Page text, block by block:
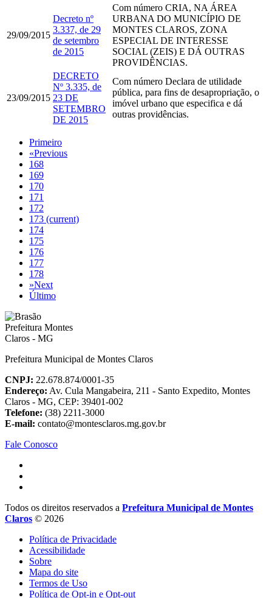
29/09/2015
Decreto nº
3.337, de 29
de setembro
de 2015
Com número CRIA, NA ÁREA
URBANA DO MUNICÍPIO DE
MONTES CLAROS, ZONA
ESPECIAL DE INTERESSE
SOCIAL (ZEIS) E DÁ OUTRAS
PROVIDÊNCIAS.
23/09/2015
DECRETO
Nº 3.335, de
23 DE
SETEMBRO
DE 2015
Com número Declara de utilidade
pública, para fins de desapropriação, o
imóvel urbano que especifica e dá
outras providências.
Primeiro
«Previous
168
169
170
171
172
173 (current)
174
175
176
177
178
»Next
Último
Prefeitura Municipal de Montes Claros
CNPJ: 22.678.874/0001-35
Endereço: Av. Cula Mangabeira, 211 - Santo Expedito, Montes
Claros - MG, CEP: 39401-002
Telefone: (38) 2211-3000
E-mail: contato@montesclaros.mg.gov.br
Fale Conosco
Todos os direitos reservados a Prefeitura Municipal de Montes
Claros © 2026
Política de Privacidade
Acessibilidade
Sobre
Mapa do site
Termos de Uso
Política de Opt-in e Opt-out